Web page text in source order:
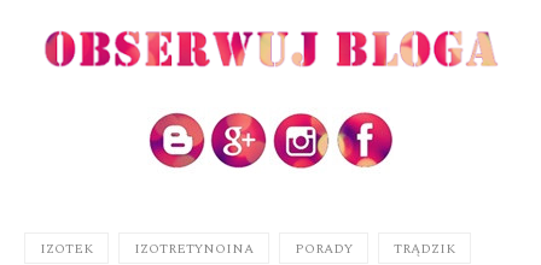
IZOTEK IZOTRETYNOINA PORADY TRĄDZIK